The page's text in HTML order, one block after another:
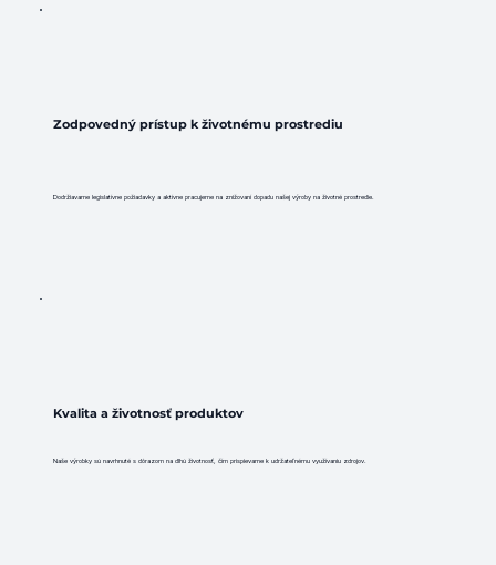
Zodpovedný prístup k životnému prostrediu
Dodržiavame legislatívne požiadavky a aktívne pracujeme na znižovaní dopadu našej výroby na životné prostredie.
Kvalita a životnosť produktov
Naše výrobky sú navrhnuté s dôrazom na dlhú životnosť, čím prispievame k udržateľnému využívaniu zdrojov.